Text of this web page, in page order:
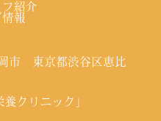
紹介
報
市 東京都渋谷区恵比
養クリニック」